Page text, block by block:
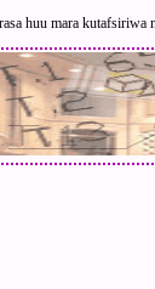
huu mara kutafsiriwa